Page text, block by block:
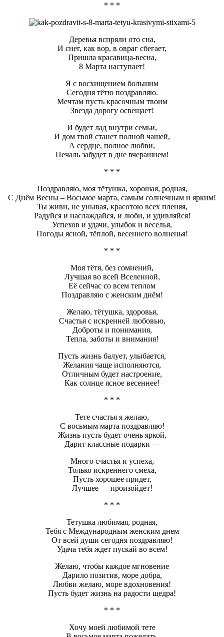
* * *
Деревья вспряли ото сна,
И снег, как вор, в овраг сбегает,
Пришла красавица-весна,
8 Марта наступает!
Я с восхищением большим
Сегодня тётю поздравляю.
Мечтам пусть красочным твоим
Звезда дорогу освещает!
И будет лад внутри семьи,
И дом твой станет полной чашей,
А сердце, полное любви,
Печаль забудет в дне вчерашнем!
* * *
Поздравляю, моя тётушка, хорошая, родная,
С Днём Весны – Восьмое марта, самым солнечным и ярким!
Ты живи, не унывая, красотою всех пленяя,
Радуйся и наслаждайся, и люби, и удивляйся!
Успехов и удачи, улыбок и веселья,
Погоды ясной, тёплой, весеннего волненья!
* * *
Моя тётя, без сомнений,
Лучшая во всей Вселенной,
Её сейчас со всем теплом
Поздравляю с женским днём!
Желаю, тётушка, здоровья,
Счастья с искренней любовью,
Доброты и понимания,
Тепла, заботы и внимания!
Пусть жизнь балует, улыбается,
Желания чаще исполняются,
Отличным будет настроение,
Как солнце ясное весеннее!
* * *
Тете счастья я желаю,
С восьмым марта поздравляю!
Жизнь пусть будет очень яркой,
Дарит классные подарки —
Много счастья и успеха,
Только искреннего смеха,
Пусть хорошее придет,
Лучшее — произойдет!
* * *
Тетушка любимая, родная,
Тебя с Международным женским днем
От всей души сегодня поздравляю!
Удача тебя ждет пускай во всем!
Желаю, чтобы каждое мгновение
Дарило позитив, море добра,
Любви желаю, море вдохновения!
Пусть будет жизнь на радости щедра!
* * *
Хочу моей любимой тете